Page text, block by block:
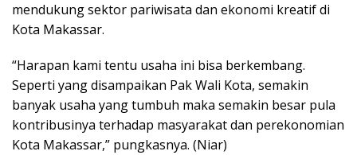
mendukung sektor pariwisata dan ekonomi kreatif di
Kota Makassar.
“Harapan kami tentu usaha ini bisa berkembang.
Seperti yang disampaikan Pak Wali Kota, semakin
banyak usaha yang tumbuh maka semakin besar pula
kontribusinya terhadap masyarakat dan perekonomian
Kota Makassar,” pungkasnya. (Niar)